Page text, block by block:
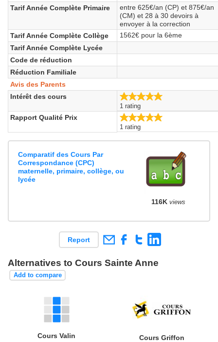
Tarif Année Complète Primaire
entre 625€/an (CP) et 875€/an
(CM) et 28 à 30 devoirs à
envoyer à la correction
Tarif Année Complète Collège
1562€ pour la 6ème
Tarif Année Complète Lycée
Code de réduction
Réduction Familiale
Avis des Parents
Intérêt des cours
1 rating
Rapport Qualité Prix
1 rating
Comparatif des Cours Par
Correspondance (CPC)
maternelle, primaire, collège, ou
lycée
116K views
Report
Alternatives to Cours Sainte Anne
Add to compare
Cours Valin Cours Griffon